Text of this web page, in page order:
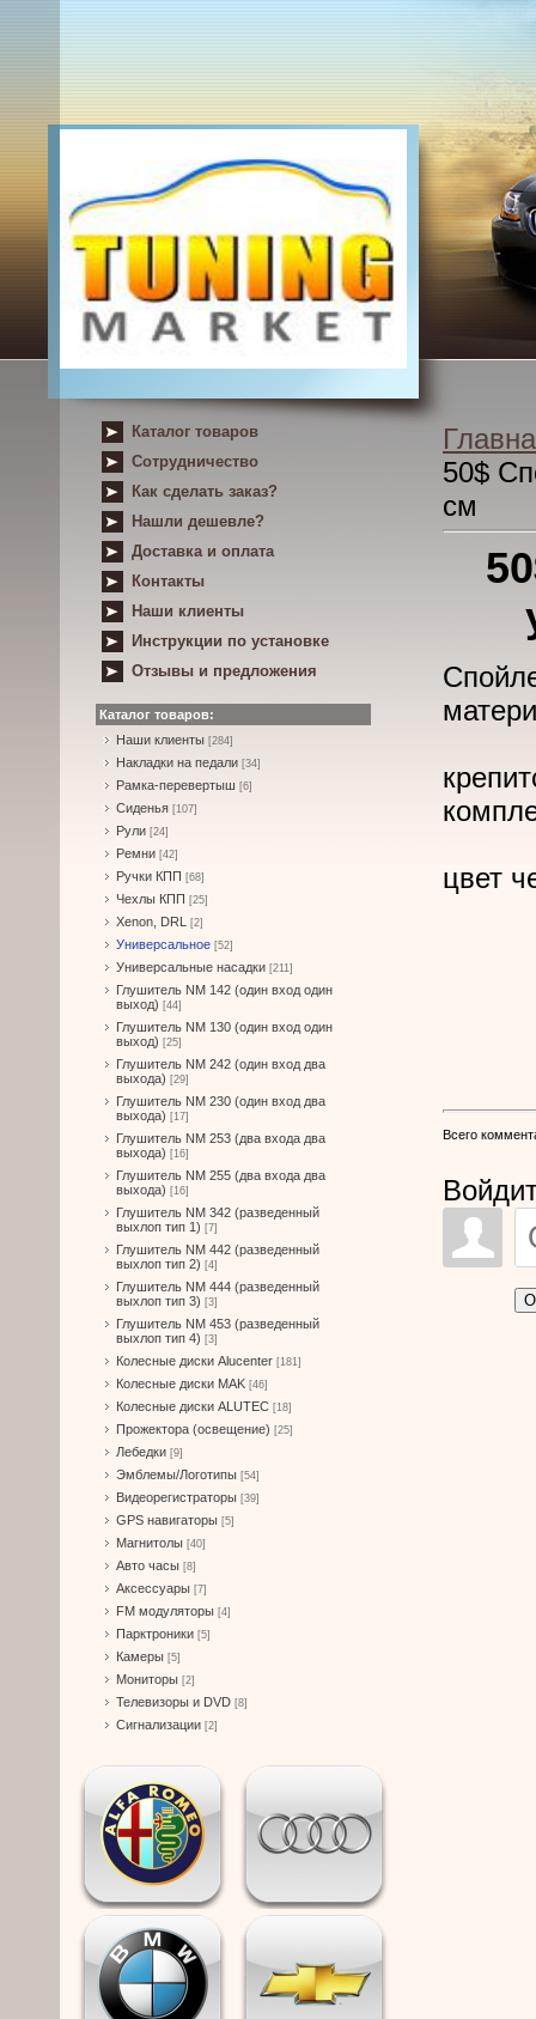
Каталог товаров
Сотрудничество
Как сделать заказ?
Нашли дешевле?
Доставка и оплата
Контакты
Наши клиенты
Инструкции по установке
Отзывы и предложения
Каталог товаров:
Наши клиенты [284]
Накладки на педали [34]
Рамка-перевертыш [6]
Сиденья [107]
Рули [24]
Ремни [42]
Ручки КПП [68]
Чехлы КПП [25]
Xenon, DRL [2]
Универсальное [52]
Универсальные насадки [211]
Глушитель NM 142 (один вход один
выход) [44]
Глушитель NM 130 (один вход один
выход) [25]
Глушитель NM 242 (один вход два
выхода) [29]
Глушитель NM 230 (один вход два
выхода) [17]
Глушитель NM 253 (два входа два
выхода) [16]
Глушитель NM 255 (два входа два
выхода) [16]
Глушитель NM 342 (разведенный
выхлоп тип 1) [7]
Глушитель NM 442 (разведенный
выхлоп тип 2) [4]
Глушитель NM 444 (разведенный
выхлоп тип 3) [3]
Глушитель NM 453 (разведенный
выхлоп тип 4) [3]
Колесные диски Alucenter [181]
Колесные диски MAK [46]
Колесные диски ALUTEC [18]
Прожектора (освещение) [25]
Лебедки [9]
Эмблемы/Логотипы [54]
Видеорегистраторы [39]
GPS навигаторы [5]
Магнитолы [40]
Авто часы [8]
Аксессуары [7]
FM модуляторы [4]
Парктроники [5]
Камеры [5]
Мониторы [2]
Телевизоры и DVD [8]
Сигнализации [2]
50$
см
цвет
Всего